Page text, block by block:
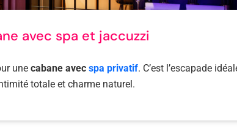
avec spa et jaccuzzi
une cabane avec spa privatif. C’est l’escapade
totale et charme naturel.